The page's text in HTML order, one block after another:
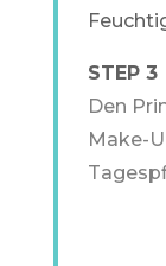
STEP 3
Den
Make-